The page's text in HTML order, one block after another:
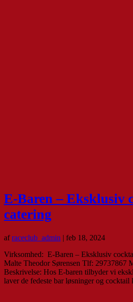
E-Baren – Eksklusiv
catering
afraceclub_admin | feb 18, 2024
Virksomhed: E-Baren – Eksklusiv
Malte Theodor Sørensen Tlf: 29737867
Beskrivelse: Hos E-baren tilbyder vi
laver de fedeste bar løsninger og cocktail